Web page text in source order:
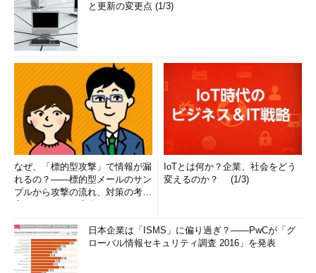
と更新の変更点 (1/3)
なぜ、「標的型攻撃」で情報が漏
れるの？――標的型メールのサン
プルから攻撃の流れ、対策の考え
IoTとは何か？企業、社会をどう
変えるのか？ (1/3)
日本企業は「ISMS」に偏り過ぎ？――PwCが「グ
ローバル情報セキュリティ調査 2016」を発表